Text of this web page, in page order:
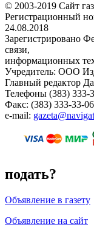
© 2003-2019 Сайт
Регистрационный
24.08.2018
Зарегистрировано
связи,
информационных
Учредитель: ООО
Главный редактор
Телефоны (383) 333-
Факс: (383) 333-33-06
e-mail:
подать?
Объявление в газету
Объявление на сайт